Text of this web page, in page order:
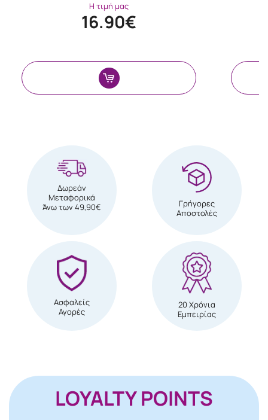
Η τιμή μας
16.90€
Δωρεάν
Μεταφορικά
Άνω των 49,90€
Γρήγορες
Αποστολές
Ασφαλείς
Αγορές
20 Χρόνια
Εμπειρίας
LOYALTY POINTS